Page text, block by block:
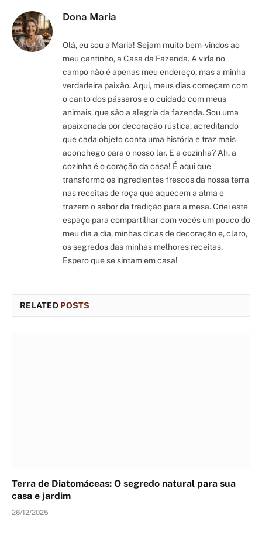
Dona Maria
Olá, eu sou a Maria! Sejam muito bem-vindos ao
meu cantinho, a Casa da Fazenda. A vida no
campo não é apenas meu endereço, mas a minha
verdadeira paixão. Aqui, meus dias começam com
o canto dos pássaros e o cuidado com meus
animais, que são a alegria da fazenda. Sou uma
apaixonada por decoração rústica, acreditando
que cada objeto conta uma história e traz mais
aconchego para o nosso lar. E a cozinha? Ah, a
cozinha é o coração da casa! É aqui que
transformo os ingredientes frescos da nossa terra
nas receitas de roça que aquecem a alma e
trazem o sabor da tradição para a mesa. Criei este
espaço para compartilhar com vocês um pouco do
meu dia a dia, minhas dicas de decoração e, claro,
os segredos das minhas melhores receitas.
Espero que se sintam em casa!
RELATED POSTS
Terra de Diatomáceas: O segredo natural para sua
casa e jardim
26/12/2025